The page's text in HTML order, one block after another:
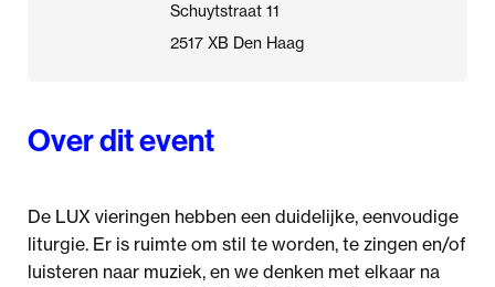
Schuytstraat 11
2517 XB Den Haag
Over dit event
De LUX vieringen hebben een duidelijke, eenvoudige
liturgie. Er is ruimte om stil te worden, te zingen en/of
luisteren naar muziek, en we denken met elkaar na